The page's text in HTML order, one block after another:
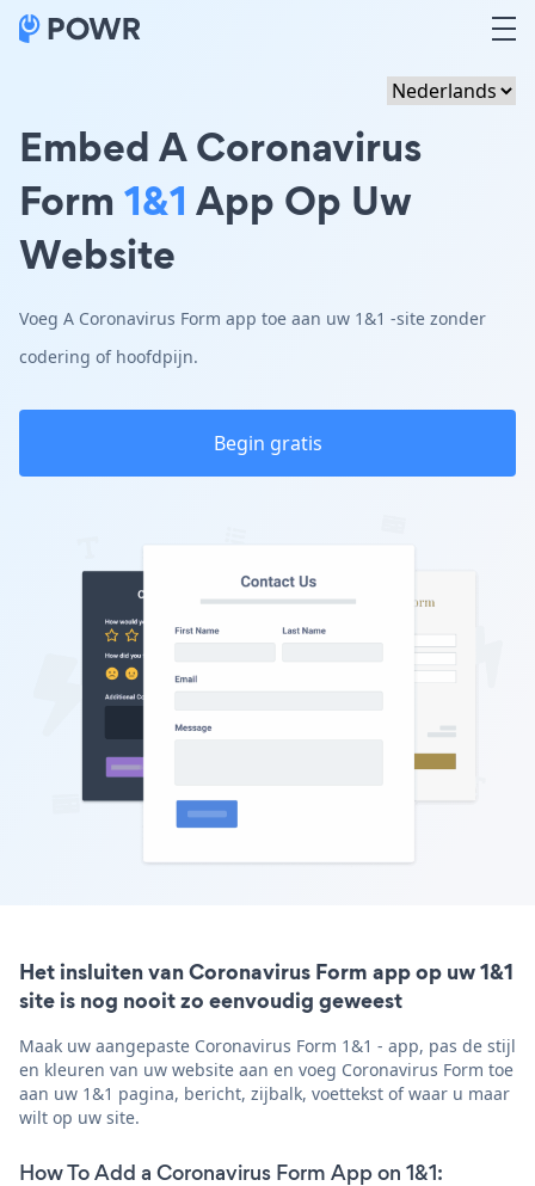
Embed A Coronavirus
Form 1&1 App Op Uw
Website
Voeg A Coronavirus Form app toe aan uw 1&1 -site zonder
codering of hoofdpijn.
Begin gratis
Het insluiten van Coronavirus Form app op uw 1&1
site is nog nooit zo eenvoudig geweest
Maak uw aangepaste Coronavirus Form 1&1 - app, pas de stijl
en kleuren van uw website aan en voeg Coronavirus Form toe
aan uw 1&1 pagina, bericht, zijbalk, voettekst of waar u maar
wilt op uw site.
How To Add a Coronavirus Form App on 1&1: